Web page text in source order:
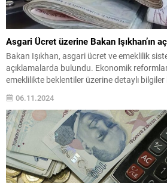
Asgari Ücret üzerine Bakan Işıkhan’ın
Bakan Işıkhan, asgari ücret ve emeklilik
açıklamalarda bulundu. Ekonomik
emeklilikte beklentiler üzerine detaylı bilgiler
06.11.2024